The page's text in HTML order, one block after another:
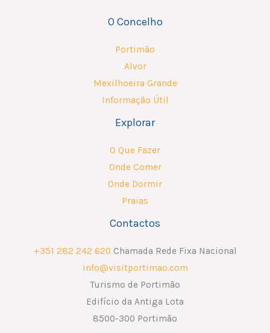
O Concelho
Portimão
Alvor
Mexilhoeira Grande
Informação Útil
Explorar
O Que Fazer
Onde Comer
Onde Dormir
Praias
Contactos
+351 282 242 620 Chamada Rede Fixa Nacional
info@visitportimao.com
Turismo de Portimão
Edifício da Antiga Lota
8500-300 Portimão